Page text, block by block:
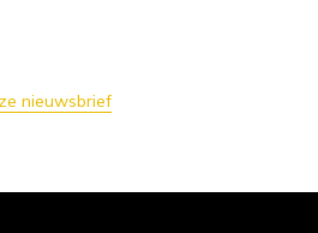
nieuwsbrief